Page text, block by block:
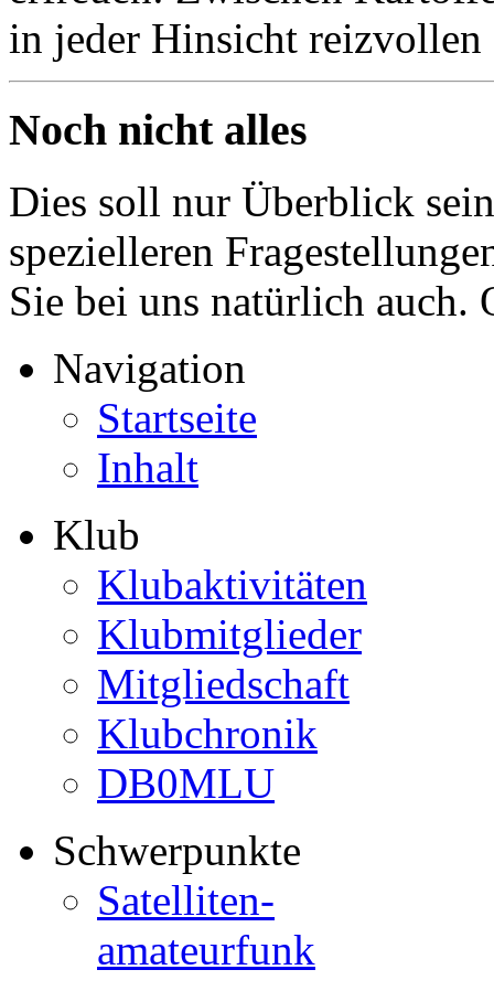
in jeder Hinsicht
Noch nicht alles
Dies soll nur Überblick
spezielleren
Sie bei uns natürlich auch.
Navigation
Startseite
Inhalt
Klub
Klubaktivitäten
Klubmitglieder
Mitgliedschaft
Klubchronik
DB0MLU
Schwerpunkte
Satelliten-
amateurfunk